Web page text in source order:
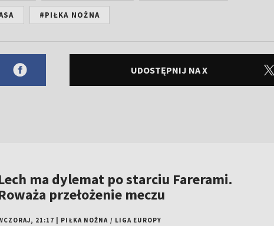
#PIŁKA NOŻNA
UDOSTĘPNIJ NA X
ma dylemat po starciu Farerami.
przełożenie meczu
21:17 PIŁKA NOŻNA / LIGA EUROPY